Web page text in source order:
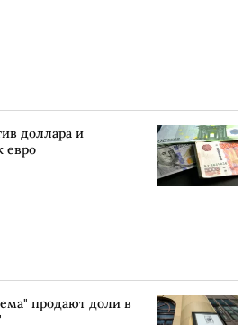
доллара и
евро
продают доли в